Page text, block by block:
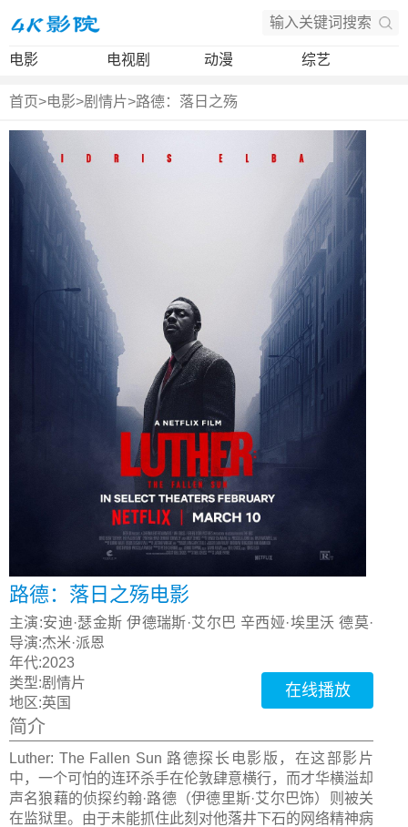
电影 电视剧 动漫 综艺
首页>电影>剧情片>路德：落日之殇
路德：落日之殇电影
主演:安迪·瑟金斯 伊德瑞斯·艾尔巴 辛西娅·埃里沃 德莫·
克劳利
导演:杰米·派恩
年代:2023
类型:剧情片
地区:英国
在线播放
简介
Luther: The Fallen Sun 路德探长电影版，在这部影片
中，一个可怕的连环杀手在伦敦肆意横行，而才华横溢却
声名狼藉的侦探约翰·路德（伊德里斯·艾尔巴饰）则被关
在监狱里。由于未能抓住此刻对他落井下石的网络精神病